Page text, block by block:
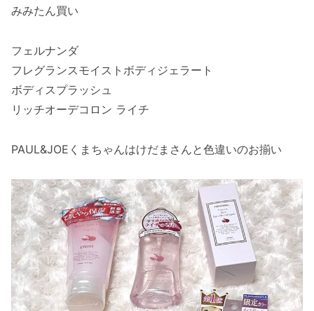
みみたん買い
フェルナンダ
フレグランスモイストボディジェラート
ボディスプラッシュ
リッチオーデコロン ライチ
PAUL&JOEくまちゃんはけだまさんと色違いのお揃い